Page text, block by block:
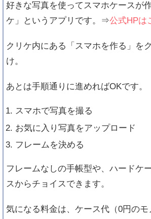
好きな写真を使ってスマホケースが
ケ」というアプリです。⇒公式HPは
クリケ内にある「スマホを作る」を
け。
あとは手順通りに進めればOKです。
スマホで写真を撮る
お気に入り写真をアップロード
フレームを決める
フレームなしの手帳型や、ハードケ
スからチョイスできます。
気になる料金は、ケース代（0円のモ